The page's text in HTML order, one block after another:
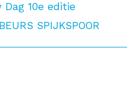
10e editie
SPIJKSPOOR